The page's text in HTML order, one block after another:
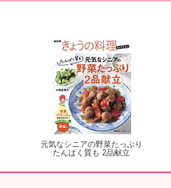
元気なシニアの野菜たっぷり
たんぱく質も 2品献立